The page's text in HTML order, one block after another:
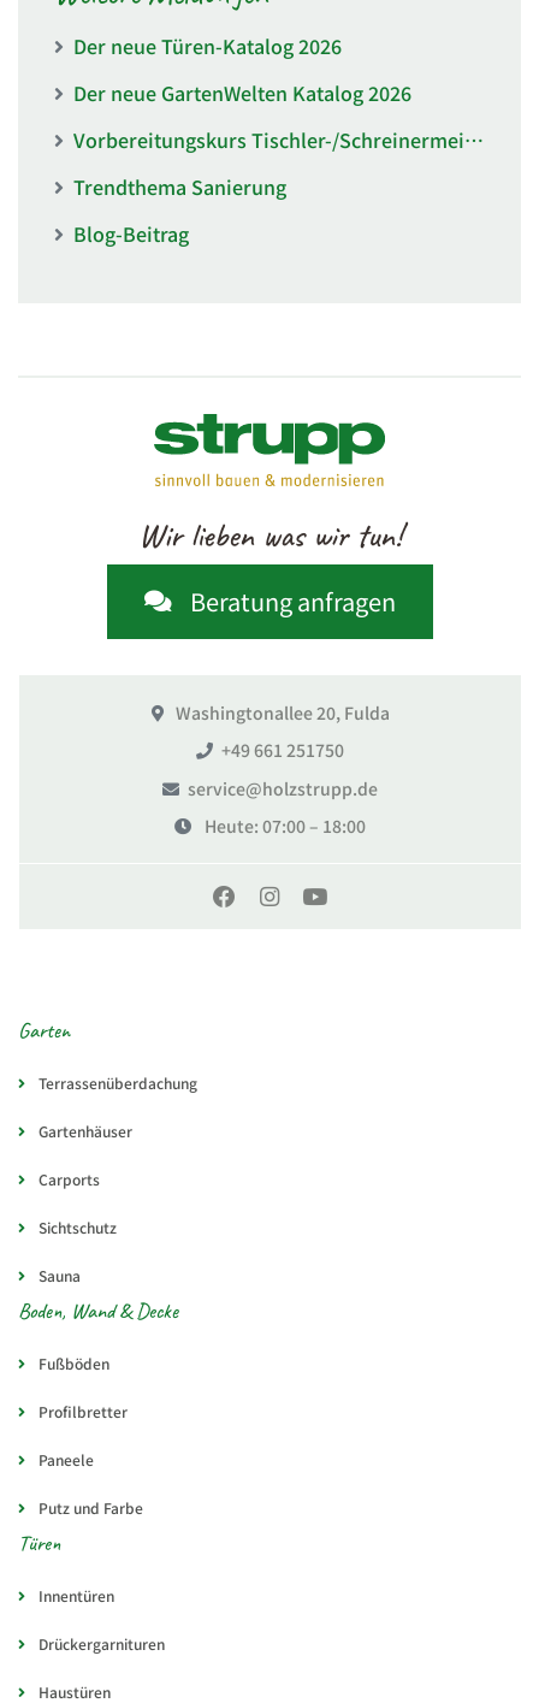
Der neue Türen-Katalog 2026
Der neue GartenWelten Katalog 2026
Vorbereitungskurs Tischler-/Schreinermeister der BBZ Mitte
Trendthema Sanierung
Blog-Beitrag
Wir lieben was wir tun!
Beratung anfragen
Washingtonallee 20, Fulda
+49 661 251750
service@holzstrupp.de
Heute: 07:00 – 18:00
Garten
Terrassenüberdachung
Gartenhäuser
Carports
Sichtschutz
Sauna
Boden, Wand & Decke
Fußböden
Profilbretter
Paneele
Putz und Farbe
Türen
Innentüren
Drückergarnituren
Haustüren